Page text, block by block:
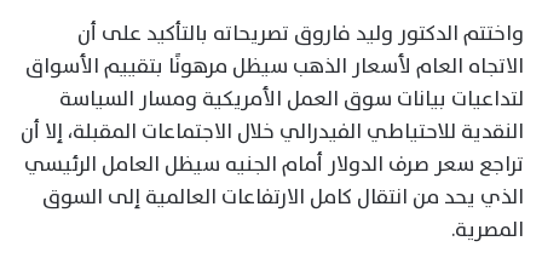
واختتم الدكتور وليد فاروق تصريحاته بالتأكيد على أن
الاتجاه العام لأسعار الذهب سيظل مرهونًا بتقييم الأسواق
لتداعيات بيانات سوق العمل الأمريكية ومسار السياسة
النقدية للاحتياطي الفيدرالي خلال الاجتماعات المقبلة، إلا أن
تراجع سعر صرف الدولار أمام الجنيه سيظل العامل الرئيسي
الذي يحد من انتقال كامل الارتفاعات العالمية إلى السوق
المصرية.